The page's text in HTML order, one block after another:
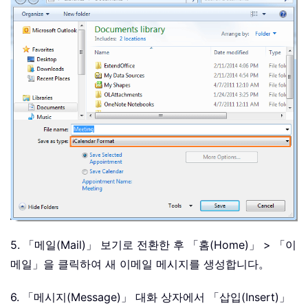
5. 「메일(Mail)」 보기로 전환한 후 「홈(Home)」 > 「이
메일」을 클릭하여 새 이메일 메시지를 생성합니다。
6. 「메시지(Message)」 대화 상자에서 「삽입(Insert)」